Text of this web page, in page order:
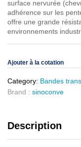
surface nervurée
adhérence sur les
offre une grande
environnements
Ajouter à la cotation
Category: Bandes
Brand : sinoconve
Description